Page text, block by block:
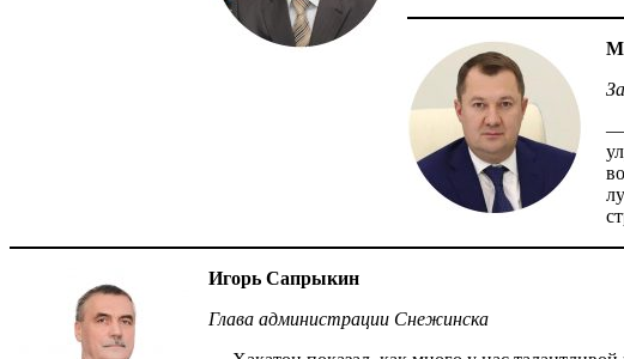
—
Игорь Сапрыкин
Глава администрации Снежинска